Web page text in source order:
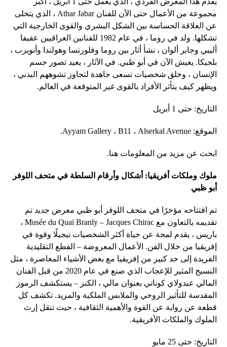
مجموعة من الأعمال حتى الآن للفنان Athar Jabar ، الذي يتخلى
عن العلاقة الحساسة بين الشكل البشري والقوى الخارجية التي
تشكلها. ولد في روما ، في عام 1982 للفنانين العراقيين عفيفا
أليبي وجابر ألوان ، نشأ أثار بين روما وفلورنسا وهولندا وأنويرب ،
بلجيكا. يعيش الآن في أبو ظبي. في الآثار ، يعيد تصور جسم
الإنسان ، وخلق شخصيات تسعى جاهدة لتجاوز تشوههم البدني ،
ويظهر كيف يتأثر الأفراد بالقوى غير المتوقعة في العالم.
التاريخ: حتى 1 أبريل
الموقع: Ayyam Gallery ، B11 ، Alserkal Avenue.
ابحث عن مزيد من المعلومات هنا.
ملوك وملكات أفريقيا: أشكال وأرقام السلطة في متحف اللوفر
أبو ظبي
تم افتتاحه مؤخرًا في متحف اللوفر أبو ظبي معرض جديد تم
تقديمه بالتعاون مع Musée du Quai Branly – Jacques Chirac ،
باريس ، يقدم لمحة عن حياة أكثر الشخصيات تبجيلًا وقوة في
إفريقيا من خلال الفن. الأعمال المعروضة – القطع التقليدية
الفريدة إلى حد كبير من إفريقيا مع بعض الأشياء المعاصرة ، مثل
النسيج المثير للإعجاب الذي صنع في عام 2020 من قبل الفنان
المالي عبدولاي كوناتي بعنوان مالي ، الكنز – يستكشف الرموز
المقدسة للتأثير الروحي والملابس الملكية والمزيد. تكشف كل
قطعة عن رواية عن القوة والأهمية الثقافية ، حيث تنقل إرث
الملوك والملكات الأفريقية.
التاريخ: حتى 25 مايو